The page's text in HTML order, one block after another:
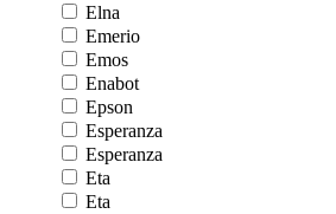
Elna
Emerio
Emos
Enabot
Epson
Esperanza
Esperanza
Eta
Eta